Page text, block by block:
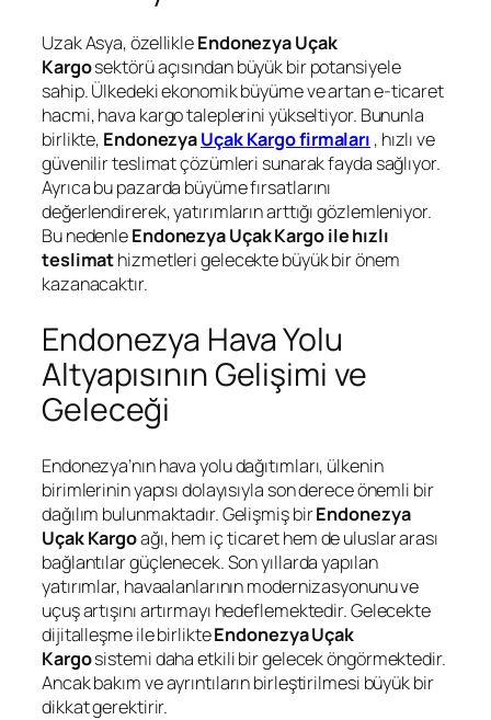
Uzak Asya, özellikleEndonezya Uçak
Kargosektörü açısından büyük bir potansiyele
sahip. Ülkedeki ekonomik büyüme ve artan e-ticaret
hacmi, hava kargo taleplerini yükseltiyor. Bununla
birlikte, EndonezyaUçak Kargo firmaları , hızlı ve
güvenilir teslimat çözümleri sunarak fayda sağlıyor.
Ayrıca bu pazarda büyüme fırsatlarını
değerlendirerek, yatırımların arttığı gözlemleniyor.
Bu nedenleEndonezya Uçak Kargo ile hızlı
teslimathizmetleri gelecekte büyük bir önem
kazanacaktır.
Endonezya Hava Yolu
Altyapısının Gelişimi ve
Geleceği
Endonezya’nın hava yolu dağıtımları, ülkenin
birimlerinin yapısı dolayısıyla son derece önemli bir
dağılım bulunmaktadır. Gelişmiş birEndonezya
Uçak Kargoağı, hem iç ticaret hem de uluslar arası
bağlantılar güçlenecek. Son yıllarda yapılan
yatırımlar, havaalanlarının modernizasyonunu ve
uçuş artışını artırmayı hedeflemektedir. Gelecekte
dijitalleşme ile birlikteEndonezya Uçak
Kargosistemi daha etkili bir gelecek öngörmektedir.
Ancak bakım ve ayrıntıların birleştirilmesi büyük bir
dikkat gerektirir.